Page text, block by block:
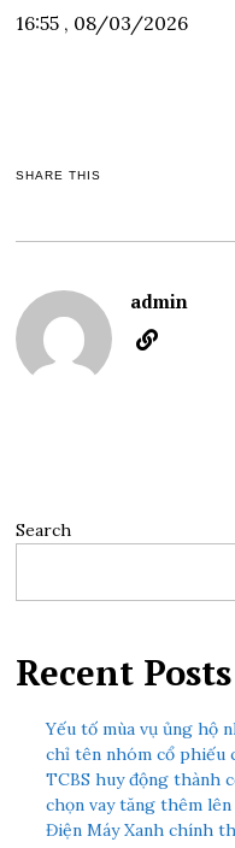
16:55 , 08/03/2026
SHARE THIS
admin
Search
Recent Posts
Yếu tố mùa vụ ủng hộ
chỉ tên nhóm cổ phiếu
TCBS huy động thành
chọn vay tăng thêm
Điện Máy Xanh chính